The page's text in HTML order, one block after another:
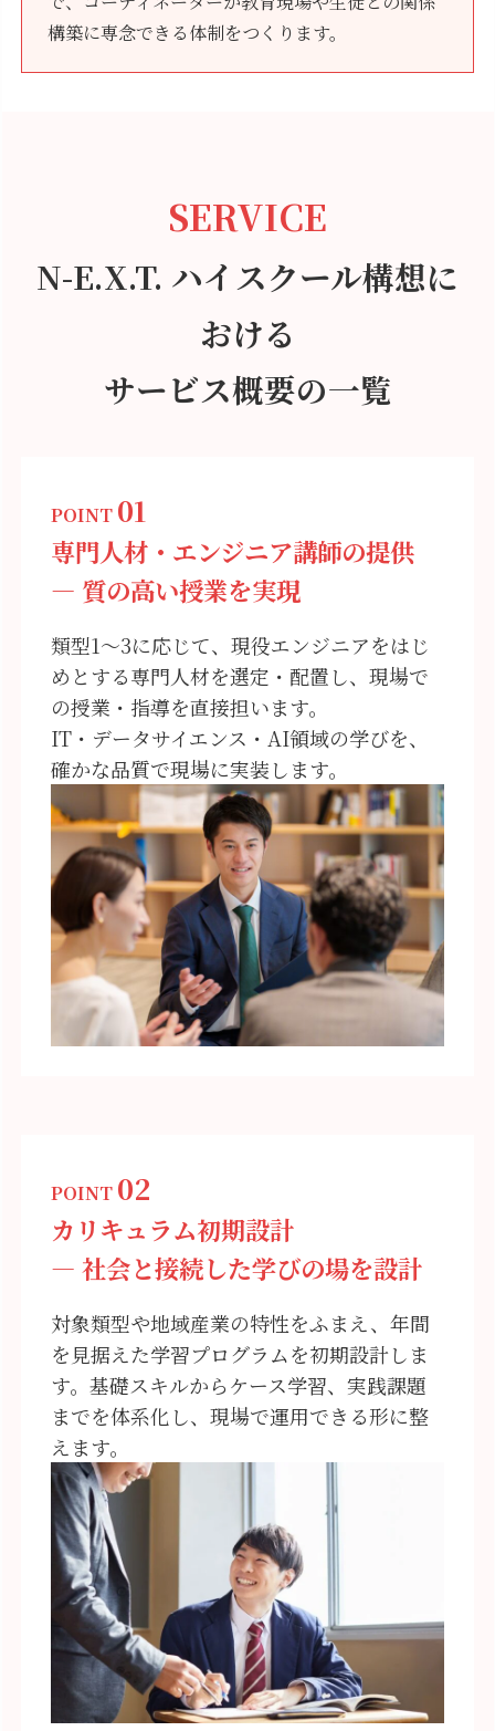
構築に専念できる体制をつくります。
SERVICE
N-E.X.T. ハイスクール構想に
おける
サービス概要の一覧
POINT 01
専門人材・エンジニア講師の提供
― 質の高い授業を実現
類型1〜3に応じて、現役エンジニアをはじ
めとする専門人材を選定・配置し、現場で
の授業・指導を直接担います。
IT・データサイエンス・AI領域の学びを、
確かな品質で現場に実装します。
POINT 02
カリキュラム初期設計
― 社会と接続した学びの場を設計
対象類型や地域産業の特性をふまえ、年間
を見据えた学習プログラムを初期設計しま
す。基礎スキルからケース学習、実践課題
までを体系化し、現場で運用できる形に整
えます。